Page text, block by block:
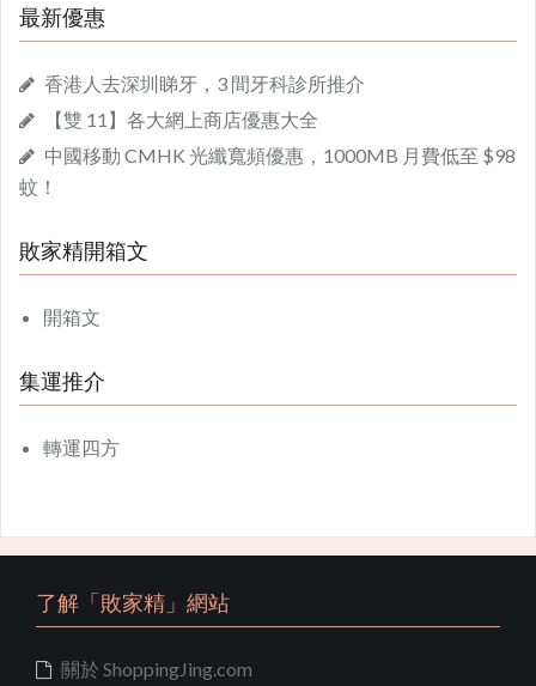
最新優惠
香港人去深圳睇牙，3 間牙科診所推介
【雙 11】各大網上商店優惠大全
中國移動 CMHK 光纖寬頻優惠，1000MB 月費低至 $98
蚊！
敗家精開箱文
開箱文
集運推介
轉運四方
了解「敗家精」網站
關於 ShoppingJing.com